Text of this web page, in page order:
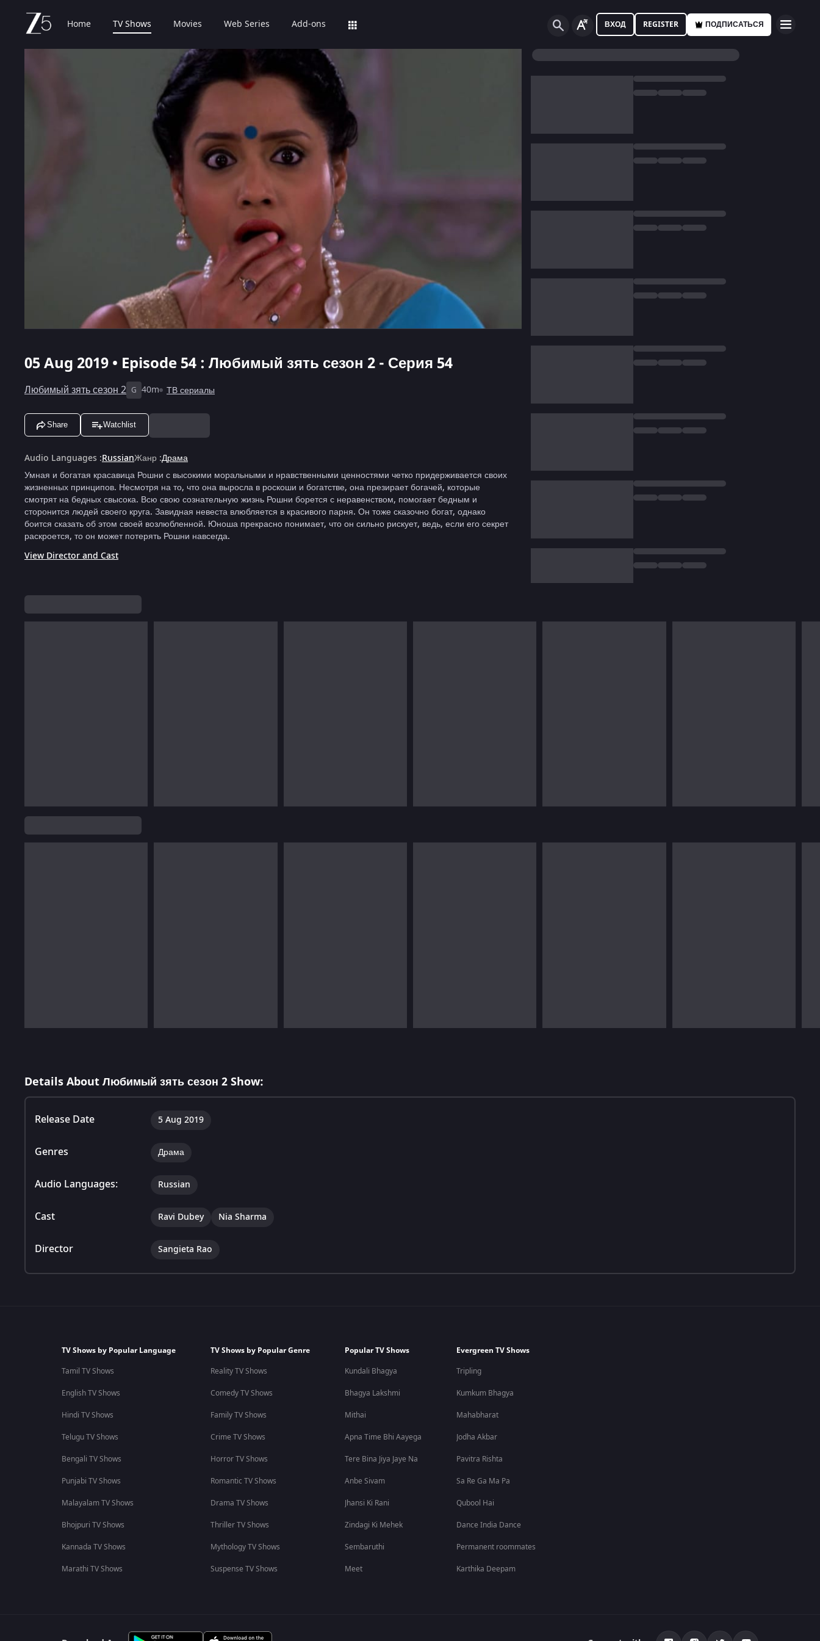
Home TV Shows Movies Web Series Add-ons ВХОД REGISTER ПОДПИСАТЬСЯ
05 Aug 2019 • Episode 54 : Любимый зять сезон 2 - Серия 54
Любимый зять сезон 2 G 40m ТВ сериалы
Share Watchlist
Audio Languages :RussianЖанр :Драма
Умная и богатая красавица Рошни с высокими моральными и нравственными ценностями четко придерживается своих
жизненных принципов. Несмотря на то, что она выросла в роскоши и богатстве, она презирает богачей, которые
смотрят на бедных свысока. Всю свою сознательную жизнь Рошни борется с неравенством, помогает бедным и
сторонится людей своего круга. Завидная невеста влюбляется в красивого парня. Он тоже сказочно богат, однако
боится сказать об этом своей возлюбленной. Юноша прекрасно понимает, что он сильно рискует, ведь, если его секрет
раскроется, то он может потерять Рошни навсегда.
View Director and Cast
Details About Любимый зять сезон 2 Show:
Release Date 5 Aug 2019
Genres Драма
Audio Languages: Russian
Cast Ravi Dubey Nia Sharma
Director Sangieta Rao
TV Shows by Popular Language
Tamil TV Shows
English TV Shows
Hindi TV Shows
Telugu TV Shows
Bengali TV Shows
Punjabi TV Shows
Malayalam TV Shows
Bhojpuri TV Shows
Kannada TV Shows
Marathi TV Shows
TV Shows by Popular Genre
Reality TV Shows
Comedy TV Shows
Family TV Shows
Crime TV Shows
Horror TV Shows
Romantic TV Shows
Drama TV Shows
Thriller TV Shows
Mythology TV Shows
Suspense TV Shows
Popular TV Shows
Kundali Bhagya
Bhagya Lakshmi
Mithai
Apna Time Bhi Aayega
Tere Bina Jiya Jaye Na
Anbe Sivam
Jhansi Ki Rani
Zindagi Ki Mehek
Sembaruthi
Meet
Evergreen TV Shows
Tripling
Kumkum Bhagya
Mahabharat
Jodha Akbar
Pavitra Rishta
Sa Re Ga Ma Pa
Qubool Hai
Dance India Dance
Permanent roommates
Karthika Deepam